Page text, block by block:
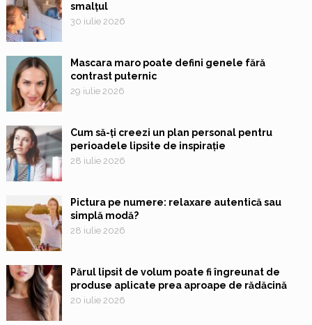
smalțul
30 iulie 2026
Mascara maro poate defini genele fără
contrast puternic
29 iulie 2026
Cum să-ți creezi un plan personal pentru
perioadele lipsite de inspirație
28 iulie 2026
Pictura pe numere: relaxare autentică sau
simplă modă?
28 iulie 2026
Părul lipsit de volum poate fi îngreunat de
produse aplicate prea aproape de rădăcină
20 iulie 2026